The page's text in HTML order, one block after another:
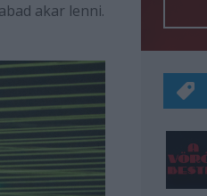
akar lenni.